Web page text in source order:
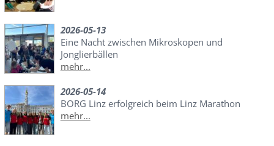
2026-05-13
Eine Nacht zwischen Mikroskopen und
Jonglierbällen
mehr...
2026-05-14
BORG Linz erfolgreich beim Linz Marathon
mehr...